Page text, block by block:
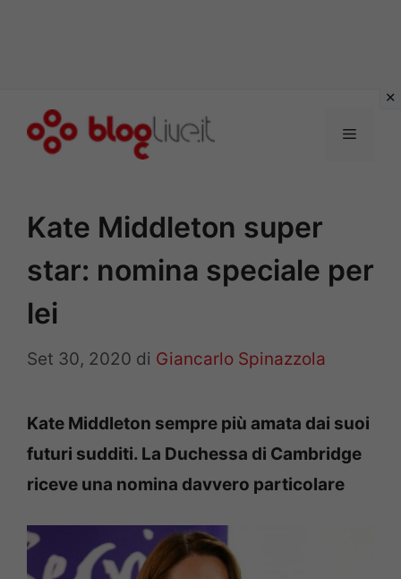
Menu
Kate Middleton super
star: nomina speciale per
lei
Set 30, 2020 di Giancarlo Spinazzola
Kate Middleton sempre più amata dai suoi
futuri sudditi. La Duchessa di Cambridge
riceve una nomina davvero particolare